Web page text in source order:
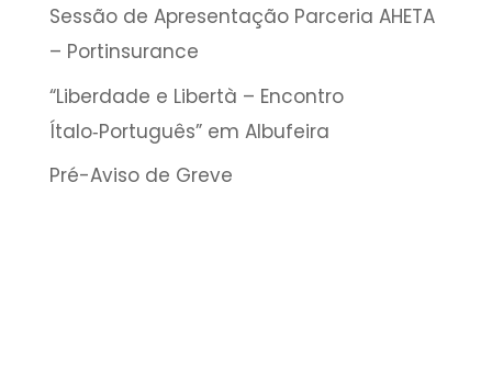
Sessão de Apresentação Parceria AHETA
– Portinsurance
“Liberdade e Libertà – Encontro
Ítalo‑Português” em Albufeira
Pré-Aviso de Greve